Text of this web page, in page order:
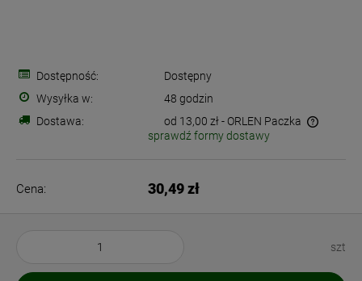
Dostępność:
Dostępny
Wysyłka w:
48 godzin
Dostawa:
od 13,00 zł- ORLEN Paczka
Cena nie zawiera ewentualnych kosztów płatności
sprawdź formy dostawy
Cena: 30,49 zł
szt